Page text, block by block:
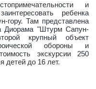
и
ребенка
гору. Там представлена
Диорама "Штурм Сапун-
крупный объект
обороны и
экскурсии 250
детей до 16 лет.